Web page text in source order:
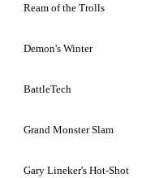
Ream of the Trolls
Demon's Winter
BattleTech
Grand Monster Slam
Gary Lineker's Hot-Shot